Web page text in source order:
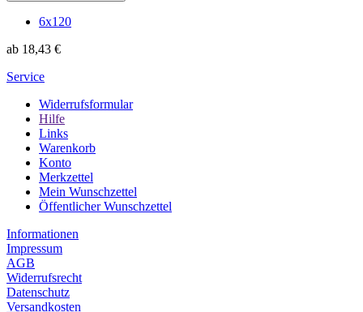
6x120
ab 18,43 €
Service
Widerrufsformular
Hilfe
Links
Warenkorb
Konto
Merkzettel
Mein Wunschzettel
Öffentlicher Wunschzettel
Informationen
Impressum
AGB
Widerrufsrecht
Datenschutz
Versandkosten